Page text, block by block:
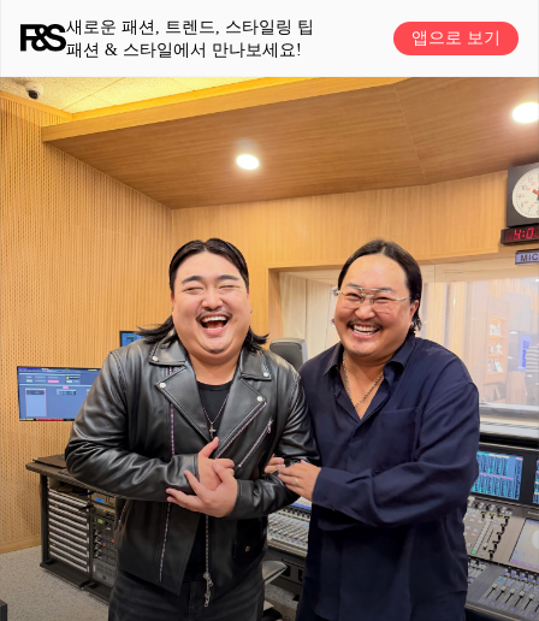
새로운 패션, 트렌드, 스타일링 팁
패션 & 스타일에서 만나보세요!
앱으로 보기